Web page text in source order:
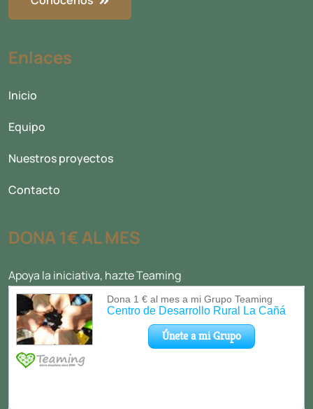
Enlaces
Inicio
Equipo
Nuestros proyectos
Contacto
DONA 1€ AL MES
Apoya la iniciativa, hazte Teaming